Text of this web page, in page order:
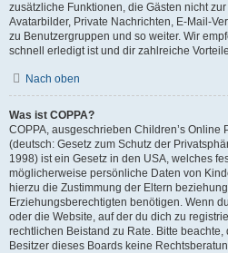
zusätzliche Funktionen, die Gästen nicht
Avatarbilder, Private Nachrichten, E-Mail-
zu Benutzergruppen und so weiter. Wir
schnell erledigt ist und dir zahlreiche
Nach oben
Was ist COPPA?
COPPA, ausgeschrieben Children’s Online
(deutsch: Gesetz zum Schutz der
1998) ist ein Gesetz in den USA, welches
möglicherweise persönliche Daten von
hierzu die Zustimmung der Eltern
Erziehungsberechtigten benötigen. Wenn
oder die Website, auf der du dich zu
rechtlichen Beistand zu Rate. Bitte
Besitzer dieses Boards keine